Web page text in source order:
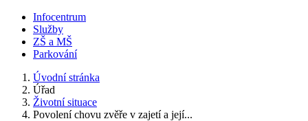
Infocentrum
Služby
ZŠ a MŠ
Parkování
Úvodní stránka
Úřad
Životní situace
Povolení chovu zvěře v zajetí a její...